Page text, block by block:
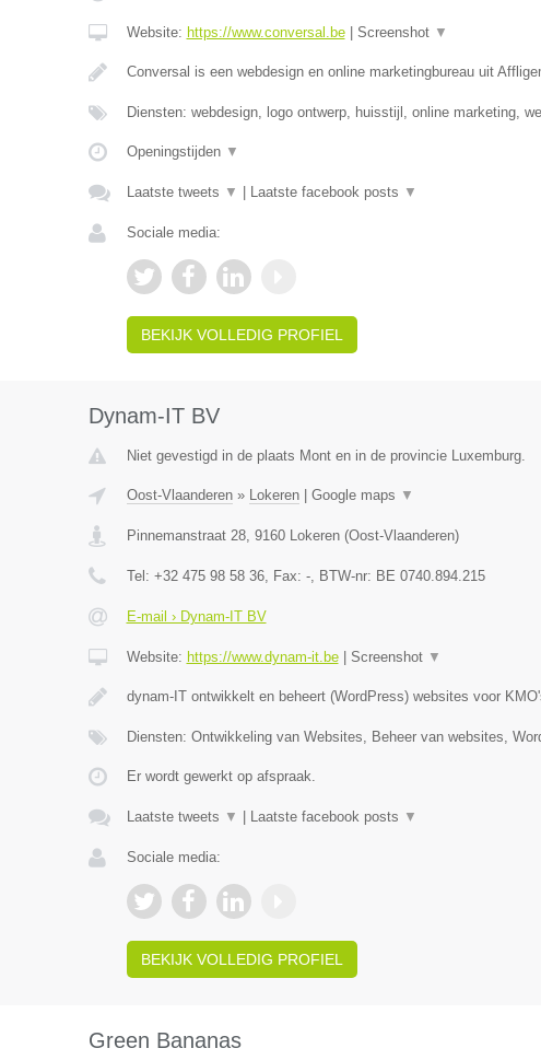
Website: https://www.conversal.be| Screenshot ▼
Conversal is een webdesign en online marketingbureau uit
Diensten: webdesign, logo ontwerp, huisstijl, online marketing,
Openingstijden ▼
Laatste tweets ▼ Laatste facebook posts ▼
Sociale media:
BEKIJK VOLLEDIG PROFIEL
Dynam-IT BV
Niet gevestigd in de plaats Mont en in de provincie Luxemburg.
Oost-Vlaanderen» Lokeren| Google maps ▼
Pinnemanstraat 28, 9160 Lokeren(Oost-Vlaanderen)
Tel: +32 475 98 58 36, Fax: -, BTW-nr: BE 0740.894.215
E-mail › Dynam-IT BV
Website: https://www.dynam-it.be| Screenshot ▼
dynam-IT ontwikkelt en beheert (WordPress) websites voor
Diensten: Ontwikkeling van Websites, Beheer van websites,
Er wordt gewerkt op afspraak.
Laatste tweets ▼ Laatste facebook posts ▼
Sociale media:
BEKIJK VOLLEDIG PROFIEL
Green Bananas